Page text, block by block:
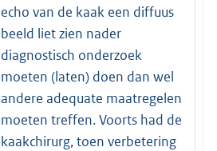
echo van de kaak een diffuus
beeld liet zien nader
diagnostisch onderzoek
moeten (laten) doen dan wel
andere adequate maatregelen
moeten treffen. Voorts had de
kaakchirurg, toen verbetering